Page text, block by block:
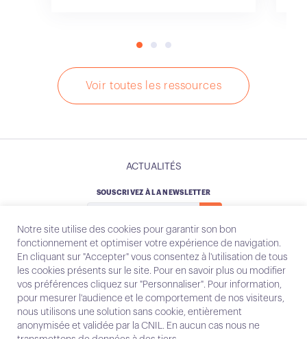
Voir toutes les ressources
ACTUALITÉS
SOUSCRIVEZ À LA NEWSLETTER
Instagram
Email
Contact
Notre site utilise des cookies pour garantir son bon
fonctionnement et optimiser votre expérience de navigation.
En cliquant sur "Accepter" vous consentez à l'utilisation de tous
les cookies présents sur le site. Pour en savoir plus ou modifier
vos préférences cliquez sur "Personnaliser". Pour information,
pour mesurer l'audience et le comportement de nos visiteurs,
nous utilisons une solution sans cookie, entièrement
anonymisée et validée par la CNIL. En aucun cas nous ne